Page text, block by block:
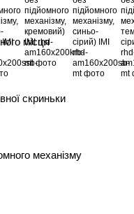
місця
скриньки
механізму